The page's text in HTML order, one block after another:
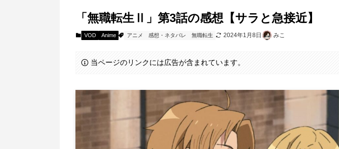
「無職転生Ⅱ」第3話の感想【サラと急接近】
VOD Anime アニメ 感想・ネタバレ 無職転生 2024年1月8日 みこ
当ページのリンクには広告が含まれています。